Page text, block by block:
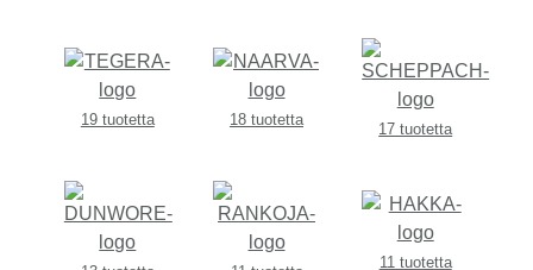
19 tuotetta 18 tuotetta
17 tuotetta
11 tuotetta